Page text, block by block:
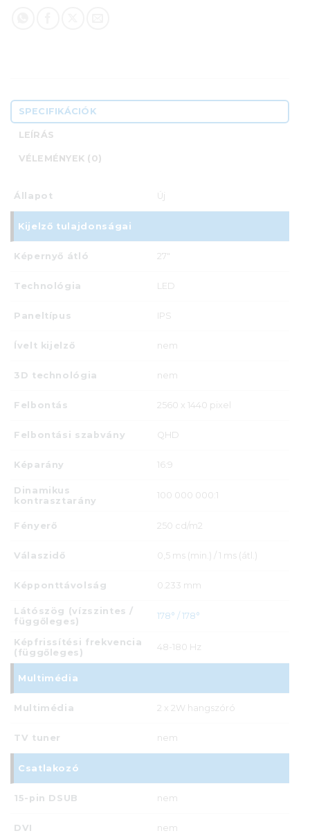
SPECIFIKÁCIÓK
LEÍRÁS
VÉLEMÉNYEK (0)
Állapot Új
Kijelző tulajdonságai
Képernyő átló 27"
Technológia LED
Paneltípus IPS
Ívelt kijelző nem
3D technológia nem
Felbontás 2560 x 1440 pixel
Felbontási szabvány QHD
Képarány 16:9
Dinamikus
kontrasztarány
100 000 000:1
Fényerő 250 cd/m2
Válaszidő 0,5 ms (min.) / 1 ms (átl.)
Képponttávolság 0.233 mm
Látószög (vízszintes /
függőleges)
178° / 178°
Képfrissítési frekvencia
(függőleges)
48-180 Hz
Multimédia
Multimédia 2 x 2W hangszóró
TV tuner nem
Csatlakozó
15-pin DSUB nem
DVI nem